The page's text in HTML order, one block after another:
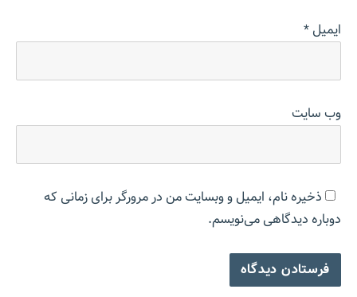
ایمیل*
وب‌ سایت
ذخیره نام، ایمیل و وبسایت من در مرورگر برای زمانی که
دوباره دیدگاهی می‌نویسم.